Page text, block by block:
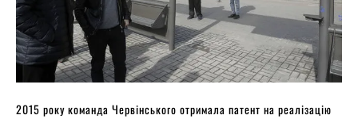
2015 року команда Червінського отримала патент на реалізацію